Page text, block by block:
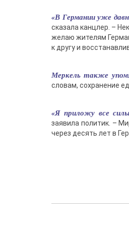
«В Германии уже
сказала канцлер. –
желаю жителям
к другу и
Меркель также
словам, сохранение
«Я приложу все
заявила политик. –
через десять лет в